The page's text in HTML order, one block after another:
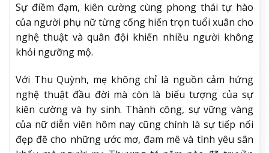
Sự điềm đạm, kiên cường cùng phong thái tự hào
của người phụ nữ từng cống hiến trọn tuổi xuân cho
nghệ thuật và quân đội khiến nhiều người không
khỏi ngưỡng mộ.
Với Thu Quỳnh, mẹ không chỉ là nguồn cảm hứng
nghệ thuật đầu đời mà còn là biểu tượng của sự
kiên cường và hy sinh. Thành công, sự vững vàng
của nữ diễn viên hôm nay cũng chính là sự tiếp nối
đẹp đẽ cho những ước mơ, đam mê và tình yêu sân